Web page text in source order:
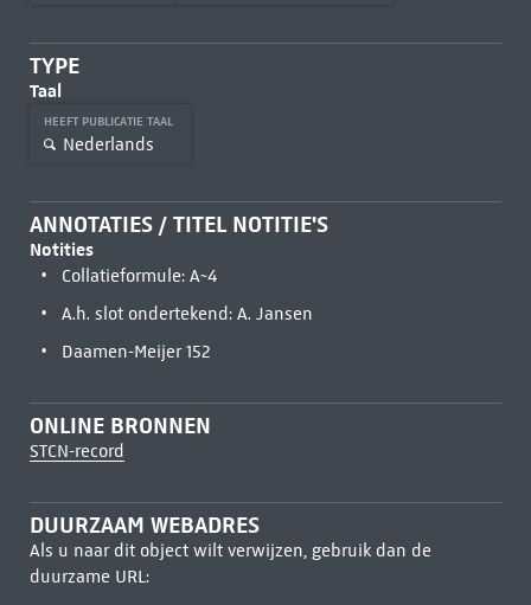
TYPE
Taal
HEEFT PUBLICATIE TAAL
Nederlands
ANNOTATIES / TITEL NOTITIE'S
Notities
Collatieformule: A~4
A.h. slot ondertekend: A. Jansen
Daamen-Meijer 152
ONLINE BRONNEN
STCN-record
DUURZAAM WEBADRES
Als u naar dit object wilt verwijzen, gebruik dan de
duurzame URL: